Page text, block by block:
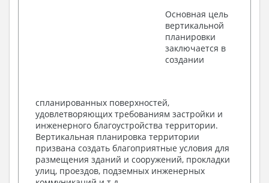
Разрезы и состав конструкций
Фасады с ведомостью внешних отделок
Элементы проемов – спецификация
Ведомость перемычек – сечения и
Архитектурные узлы в конструкциях
2. Конструктивный раздел:
Общие данные по проекту
Схемы расположения и расчеты фундаментов
Элементы каркаса – схемы расположения
Схема расположения перекрытий
Основная цель
вертикальной
планировки
заключается в
создании
спланированных поверхностей,
удовлетворяющих требованиям застройки и
инженерного благоустройства территории.
Вертикальная планировка территории
призвана создать благоприятные условия для
размещения зданий и сооружений, прокладки
улиц, проездов, подземных инженерных